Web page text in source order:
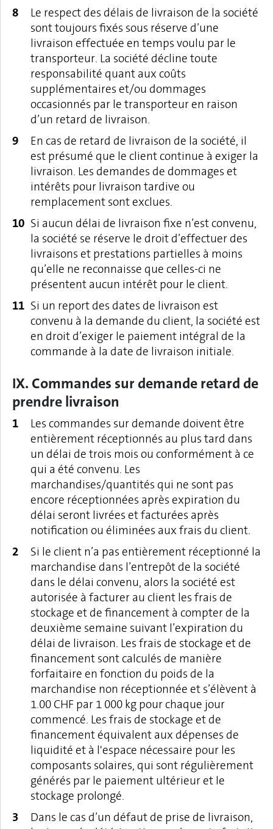
Le respect des délais de livraison de la société
sont toujours fixés sous réserve d’une
livraison effectuée en temps voulu par le
transporteur. La société décline toute
responsabilité quant aux coûts
supplémentaires et/ou dommages
occasionnés par le transporteur en raison
d’un retard de livraison.
En cas de retard de livraison de la société, il
est présumé que le client continue à exiger la
livraison. Les demandes de dommages et
intérêts pour livraison tardive ou
remplacement sont exclues.
Si aucun délai de livraison fixe n’est convenu,
la société se réserve le droit d’effectuer des
livraisons et prestations partielles à moins
qu’elle ne reconnaisse que celles-ci ne
présentent aucun intérêt pour le client.
Si un report des dates de livraison est
convenu à la demande du client, la société est
en droit d’exiger le paiement intégral de la
commande à la date de livraison initiale.
IX. Commandes sur demande retard de
prendre livraison
Les commandes sur demande doivent être
entièrement réceptionnés au plus tard dans
un délai de trois mois ou conformément à ce
qui a été convenu. Les
marchandises/quantités qui ne sont pas
encore réceptionnées après expiration du
délai seront livrées et facturées après
notification ou éliminées aux frais du client.
Si le client n’a pas entièrement réceptionné la
marchandise dans l’entrepôt de la société
dans le délai convenu, alors la société est
autorisée à facturer au client les frais de
stockage et de financement à compter de la
deuxième semaine suivant l’expiration du
délai de livraison. Les frais de stockage et de
financement sont calculés de manière
forfaitaire en fonction du poids de la
marchandise non réceptionnée et s’élèvent à
1.00 CHF par 1 000 kg pour chaque jour
commencé. Les frais de stockage et de
financement équivalent aux dépenses de
liquidité et à l'espace nécessaire pour les
composants solaires, qui sont régulièrement
générés par le paiement ultérieur et le
stockage prolongé.
Dans le cas d’un défaut de prise de livraison,